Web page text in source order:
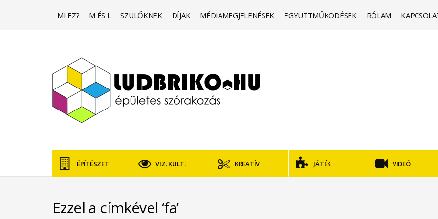
MI EZ? M ÉS L SZÜLŐKNEK DÍJAK MÉDIAMEGJELENÉSEK EGYÜTTMŰKÖDÉSEK RÓLAM
ÉPÍTÉSZET VIZ. KULT. KREATÍV JÁTÉK VIDEÓ
Ezzel a címkével ‘fa’